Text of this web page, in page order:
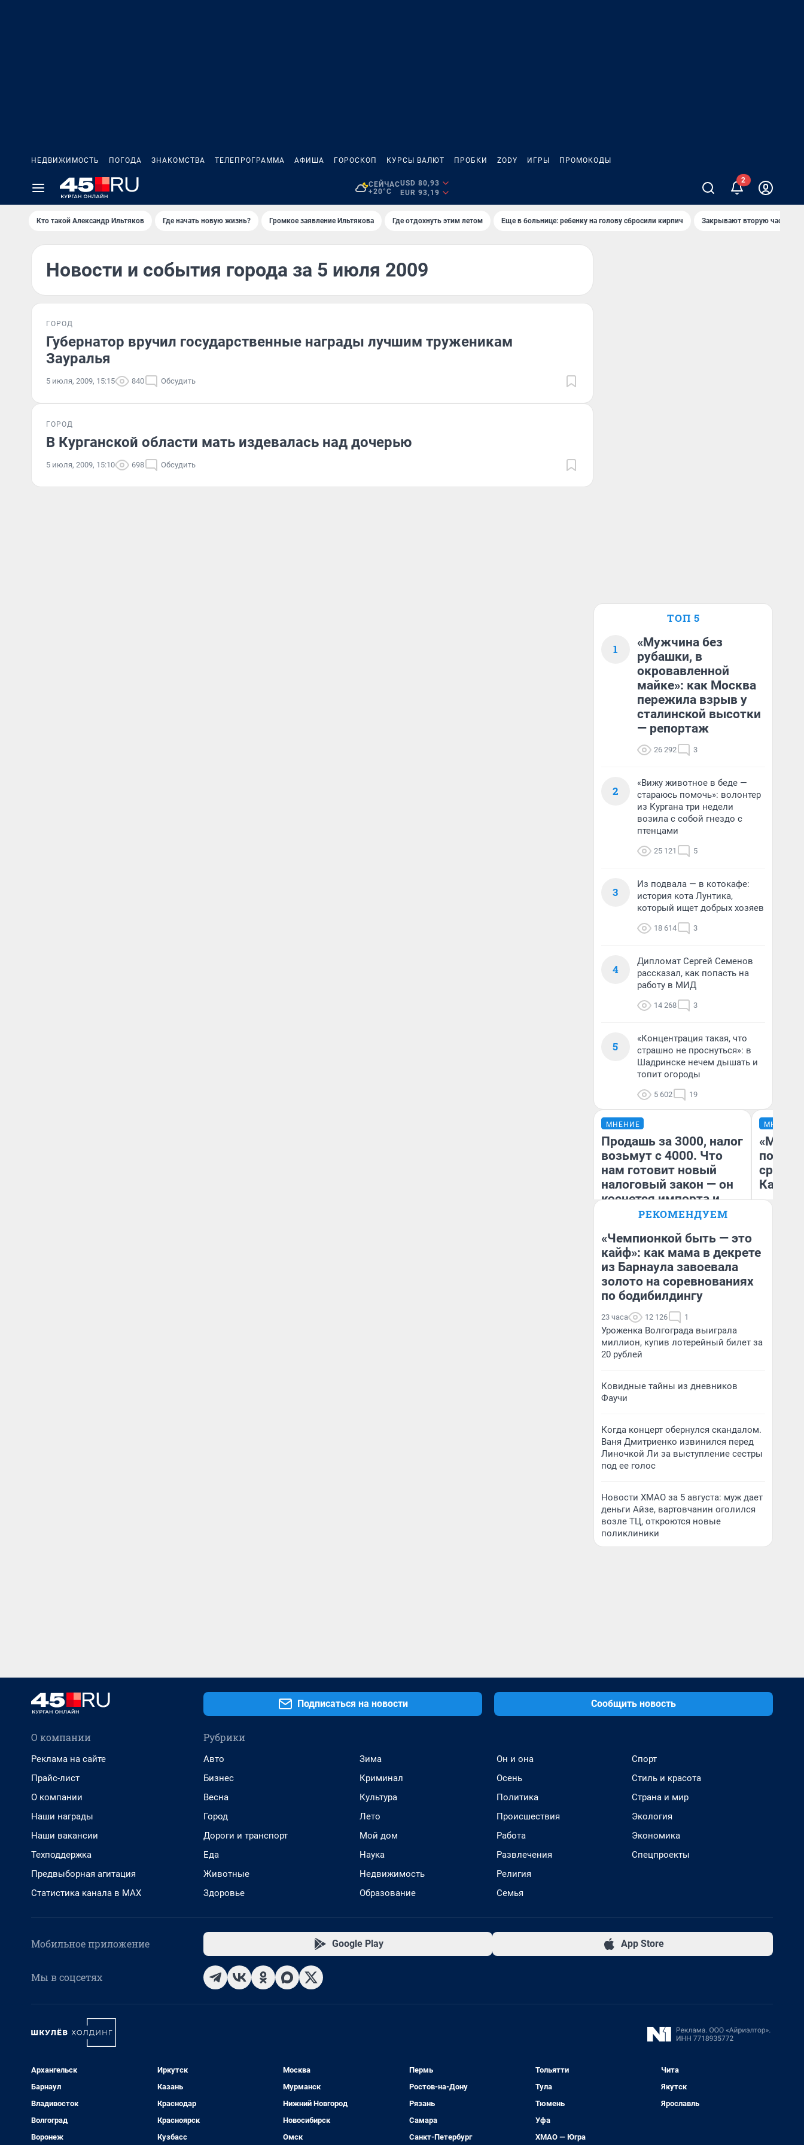
НЕДВИЖИМОСТЬ ПОГОДА ЗНАКОМСТВА ТЕЛЕПРОГРАММА АФИША ГОРОСКОП КУРСЫ ВАЛЮТ ПРОБКИ ZODY ИГРЫ ПРОМОКОДЫ
СЕЙЧАС
+20°C
USD 80,93
EUR 93,19
Кто такой Александр Ильтяков Где начать новую жизнь? Громкое заявление Ильтякова Где отдохнуть этим летом Еще в больнице: ребенку на голову сбросили кирпич Закрывают вторую часть
Новости и события города за 5 июля 2009
ГОРОД
Губернатор вручил государственные награды лучшим труженикам
Зауралья
5 июля, 2009, 15:15 840 Обсудить
ГОРОД
В Курганской области мать издевалась над дочерью
5 июля, 2009, 15:10 698 Обсудить
ТОП 5
1
«Мужчина без
рубашки, в
окровавленной
майке»: как Москва
пережила взрыв у
сталинской высотки
— репортаж
26 292 3
2
«Вижу животное в беде —
стараюсь помочь»: волонтер
из Кургана три недели
возила с собой гнездо с
птенцами
25 121 5
3
Из подвала — в котокафе:
история кота Лунтика,
который ищет добрых хозяев
18 614 3
4
Дипломат Сергей Семенов
рассказал, как попасть на
работу в МИД
14 268 3
5
«Концентрация такая, что
страшно не проснуться»: в
Шадринске нечем дышать и
топит огороды
5 602 19
МНЕНИЕ
Продашь за 3000, налог
возьмут с 4000. Что
нам готовит новый
налоговый закон — он
коснется импорта и
даже репетиторов
Анастасия Завгородняя
МНЕНИЕ
РЕКОМЕНДУЕМ
«Чемпионкой быть — это
кайф»: как мама в декрете
из Барнаула завоевала
золото на соревнованиях
по бодибилдингу
23 часа 12 126 1
Уроженка Волгограда выиграла
миллион, купив лотерейный билет за
20 рублей
Ковидные тайны из дневников
Фаучи
Когда концерт обернулся скандалом.
Ваня Дмитриенко извинился перед
Линочкой Ли за выступление сестры
под ее голос
Новости ХМАО за 5 августа: муж дает
деньги Айзе, вартовчанин оголился
возле ТЦ, откроются новые
поликлиники
Подписаться на новости Сообщить новость
О компании
Реклама на сайте
Прайс-лист
О компании
Наши награды
Наши вакансии
Техподдержка
Предвыборная агитация
Статистика канала в MAX
Рубрики
Авто
Бизнес
Весна
Город
Дороги и транспорт
Еда
Животные
Здоровье
Зима
Криминал
Культура
Лето
Мой дом
Наука
Недвижимость
Образование
Он и она
Осень
Политика
Происшествия
Работа
Развлечения
Религия
Семья
Спорт
Стиль и красота
Страна и мир
Экология
Экономика
Спецпроекты
Мобильное приложение Google Play App Store
Мы в соцсетях
Архангельск
Барнаул
Владивосток
Волгоград
Воронеж
Иркутск
Казань
Краснодар
Красноярск
Кузбасс
Москва
Мурманск
Нижний Новгород
Новосибирск
Омск
Пермь
Ростов-на-Дону
Рязань
Самара
Санкт-Петербург
Тольятти
Тула
Тюмень
Уфа
ХМАО — Югра
Чита
Якутск
Ярославль